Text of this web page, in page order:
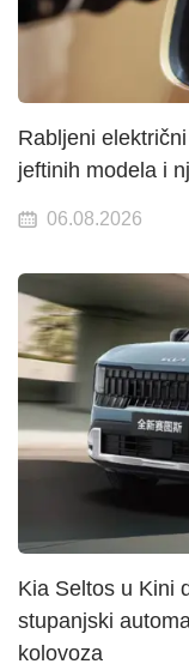
Rabljeni
jeftinih modela i
06.08.2026
Kia Seltos u Kini
stupanjski
kolovoza